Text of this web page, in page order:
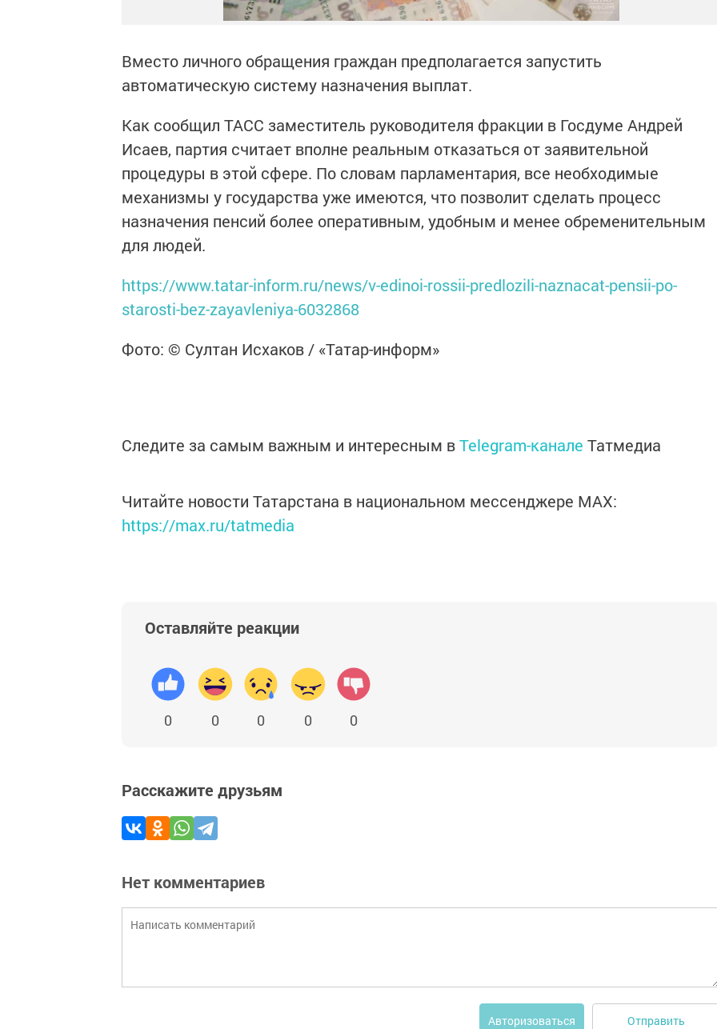
Вместо личного обращения граждан предполагается запустить
автоматическую систему назначения выплат.
Как сообщил ТАСС заместитель руководителя фракции в Госдуме Андрей
Исаев, партия считает вполне реальным отказаться от заявительной
процедуры в этой сфере. По словам парламентария, все необходимые
механизмы у государства уже имеются, что позволит сделать процесс
назначения пенсий более оперативным, удобным и менее обременительным
для людей.
https://www.tatar-inform.ru/news/v-edinoi-rossii-predlozili-naznacat-pensii-po-
starosti-bez-zayavleniya-6032868
Фото: © Султан Исхаков / «Татар-информ»
Следите за самым важным и интересным вTelegram-канале Татмедиа
Читайте новости Татарстана в национальном мессенджере MАХ:
https://max.ru/tatmedia
Оставляйте реакции
0 0 0 0 0
Расскажите друзьям
Нет комментариев
Авторизоваться Отправить